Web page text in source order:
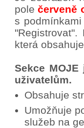
polečerveně
s
která
Sekce
uživatelům.
Obsahuje
Umožňuje
služeb na